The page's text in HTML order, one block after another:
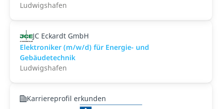
Ludwigshafen
JC Eckardt GmbH
Elektroniker (m/w/d) für Energie- und
Gebäudetechnik
Ludwigshafen
Karriereprofil erkunden